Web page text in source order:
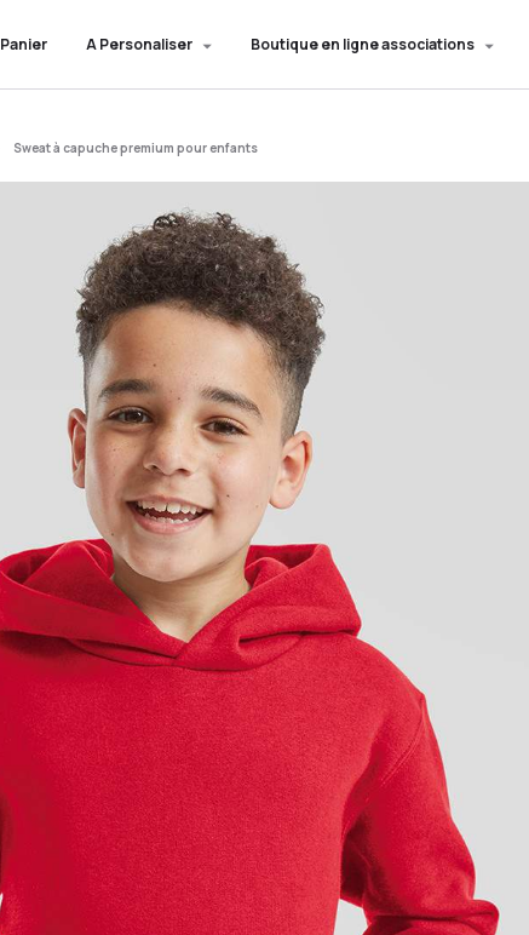
Panier A Personaliser Boutique en ligne associations
Sweat à capuche premium pour enfants